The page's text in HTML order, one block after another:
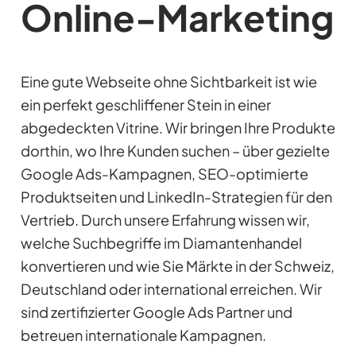
Online-Marketing
Eine gute Webseite ohne Sichtbarkeit ist wie
ein perfekt geschliffener Stein in einer
abgedeckten Vitrine. Wir bringen Ihre Produkte
dorthin, wo Ihre Kunden suchen – über gezielte
Google Ads-Kampagnen, SEO-optimierte
Produktseiten und LinkedIn-Strategien für den
Vertrieb. Durch unsere Erfahrung wissen wir,
welche Suchbegriffe im Diamantenhandel
konvertieren und wie Sie Märkte in der Schweiz,
Deutschland oder international erreichen. Wir
sind zertifizierter Google Ads Partner und
betreuen internationale Kampagnen.